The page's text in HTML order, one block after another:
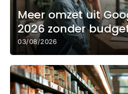
Meer omzet uit
2026 zonder
03/08/2026